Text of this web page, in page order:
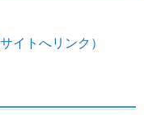
イトへリンク）